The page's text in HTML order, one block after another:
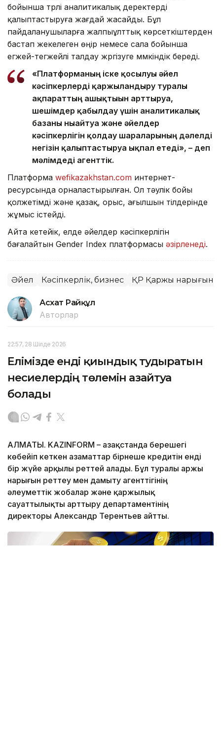
бойынша түрлі аналитикалық деректерді
қалыптастыруға жағдай жасайды. Бұл
пайдаланушыларға жалпыұлттық көрсеткіштерден
бастап жекелеген өңір немесе сала бойынша
егжей-тегжейлі талдау жүргізуге мүмкіндік береді.
«Платформаның іске қосылуы әйел
кәсіпкерлерді қаржыландыру туралы
ақпараттың ашықтығын арттыруға,
шешімдер қабылдау үшін аналитикалық
базаны нығайтуға және әйелдер
кәсіпкерлігін қолдау шараларының дәлелді
негізін қалыптастыруға ықпал етеді», – деп
мәлімдеді агенттік.
Платформа wefikazakhstan.com интернет-
ресурсында орналастырылған. Ол тәулік бойы
қолжетімді және қазақ, орыс, ағылшын тілдерінде
жұмыс істейді.
Айта кетейік, елде әйелдер кәсіпкерлігін
бағалайтын Gender Index платформасы әзірленеді.
Әйел Кәсіпкерлік, бизнес ҚР Қаржы нарығын
Асхат Райқұл
Авторлар
22:57, 28 Шілде 2026
Елімізде енді қиындық тудыратын
несиелердің төлемін азайтуға
болады
АЛМАТЫ. KAZINFORM – Қазақстанда берешегі
көбейіп кеткен азаматтар бірнеше кредитін енді
бір жүйе арқылы реттей алады. Бұл туралы Қаржы
нарығын реттеу мен дамыту агенттігінің
әлеуметтік жобалар және қаржылық
сауаттылықты арттыру департаментінің
директоры Александр Терентьев айтты.